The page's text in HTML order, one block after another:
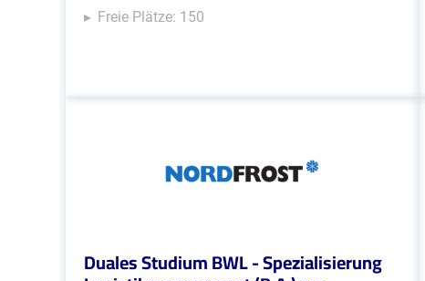
Freie Plätze: 150
Duales Studium BWL - Spezialisierung